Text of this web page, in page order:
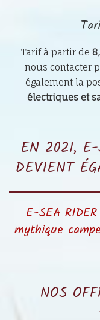
Tarif à partir de
nous contacter
également la
électriques et
EN 2021,
DEVIENT
E-SEA
mythique
NOS